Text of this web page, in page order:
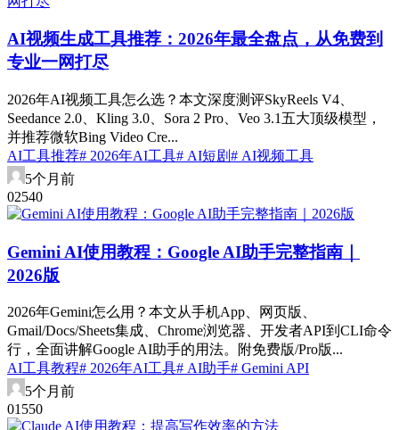
AI视频生成工具推荐：2026年最全盘点，从免费到
专业一网打尽
2026年AI视频工具怎么选？本文深度测评SkyReels V4、
Seedance 2.0、Kling 3.0、Sora 2 Pro、Veo 3.1五大顶级模型，
并推荐微软Bing Video Cre...
AI工具推荐# 2026年AI工具# AI短剧# AI视频工具
5个月前
02540
Gemini AI使用教程：Google AI助手完整指南｜
2026版
2026年Gemini怎么用？本文从手机App、网页版、
Gmail/Docs/Sheets集成、Chrome浏览器、开发者API到CLI命令
行，全面讲解Google AI助手的用法。附免费版/Pro版...
AI工具教程# 2026年AI工具# AI助手# Gemini API
5个月前
01550